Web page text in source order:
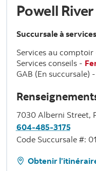
Powell River
Succursale à
Services au comptoir
Services conseils-
GAB (En succursale) -
7030 Alberni Street,
604-485-3175
Code Succursale #:
Obtenir